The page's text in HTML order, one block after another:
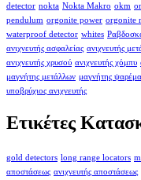
detector nokta Nokta Makro okm
pendulum orgonite power orgonite
waterproof detector whites
ανιχνευτής ασφαλείας ανιχνευτής
ανιχνευτής χρυσού ανιχνευτής χόμπυ
μαγνήτης μετάλλων μαγνήτης
υποβρύχιος ανιχνευτής
Ετικέτες
gold detectors long range locators
αποστάσεως ανιχνευτής αποστάσεως